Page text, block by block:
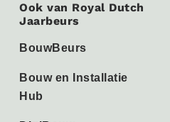
Ook van Royal Dutch
Jaarbeurs
BouwBeurs
Bouw en Installatie
Hub